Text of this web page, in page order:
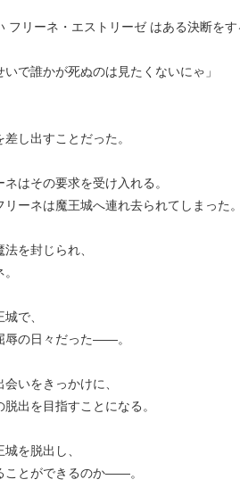
フリーネ・エストリーゼ はある決断を
で誰かが死ぬのは見たくないにゃ」
し出すことだった。
はその要求を受け入れる。
ーネは魔王城へ連れ去られてしまった
を封じられ、
で、
辱の日々だった――。
いをきっかけに、
出を目指すことになる。
を脱出し、
ことができるのか――。